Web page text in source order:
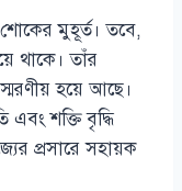
মুহূর্ত। তবে,
থাকে। তাঁর
হয়ে আছে।
শক্তি বৃদ্ধি
প্রসারে সহায়ক